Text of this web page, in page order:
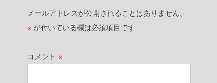
メールアドレスが公開されることはありません。
※ が付いている欄は必須項目です
コメント ※